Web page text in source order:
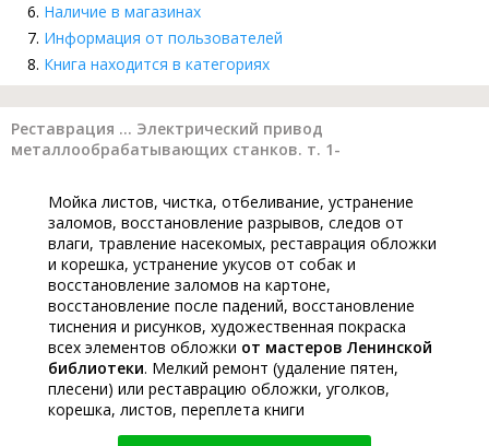
Наличие в магазинах
Информация от пользователей
Книга находится в категориях
Реставрация ... Электрический привод
металлообрабатывающих станков. т. 1-
Мойка листов, чистка, отбеливание, устранение
заломов, восстановление разрывов, следов от
влаги, травление насекомых, реставрация обложки
и корешка, устранение укусов от собак и
восстановление заломов на картоне,
восстановление после падений, восстановление
тиснения и рисунков, художественная покраска
всех элементов обложки от мастеров Ленинской
библиотеки. Мелкий ремонт (удаление пятен,
плесени) или реставрацию обложки, уголков,
корешка, листов, переплета книги